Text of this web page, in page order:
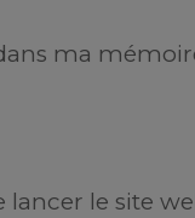
ma
le site